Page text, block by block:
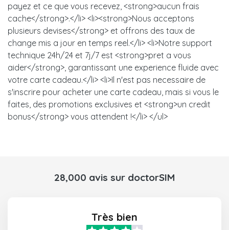
payez et ce que vous recevez, <strong>aucun frais
cache</strong>.</li> <li><strong>Nous acceptons
plusieurs devises</strong> et offrons des taux de
change mis a jour en temps reel.</li> <li>Notre support
technique 24h/24 et 7j/7 est <strong>pret a vous
aider</strong>, garantissant une experience fluide avec
votre carte cadeau.</li> <li>Il n'est pas necessaire de
s'inscrire pour acheter une carte cadeau, mais si vous le
faites, des promotions exclusives et <strong>un credit
bonus</strong> vous attendent !</li> </ul>
28,000 avis sur doctorSIM
Très bien